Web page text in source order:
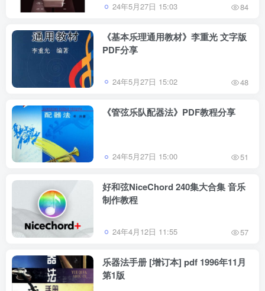
24年5月27日 15:03 84
《基本乐理通用教材》李重光 文字版
PDF分享
24年5月27日 15:02 48
《管弦乐队配器法》PDF教程分享
24年5月27日 15:00 51
好和弦NiceChord 240集大合集 音乐
制作教程
24年4月12日 11:55 57
乐器法手册 [增订本] pdf 1996年11月
第1版